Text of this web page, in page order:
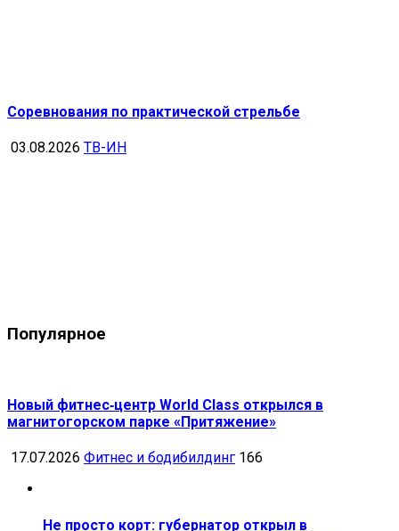
Соревнования по практической стрельбе
03.08.2026 ТВ-ИН
Популярное
Новый фитнес‑центр World Class открылся в
магнитогорском парке «Притяжение»
17.07.2026 Фитнес и бодибилдинг 166
Не просто корт: губернатор открыл в